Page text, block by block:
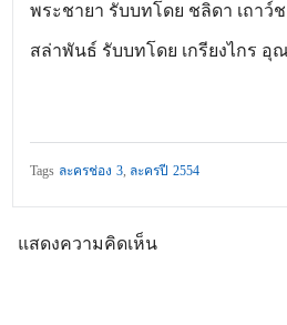
พระชายา รับบทโดย ชลิดา เถาว์
สล่าพันธ์ รับบทโดย เกรียงไกร
Tags ละครช่อง 3, ละครปี 2554
แสดงความคิดเห็น